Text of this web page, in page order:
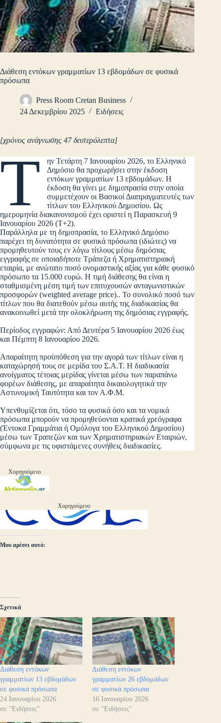
Διάθεση εντόκων γραμματίων 13 εβδομάδων σε φυσικά
πρόσωπα
Press Room Cretan Business
24 Δεκεμβρίου 2025
Ειδήσεις
[χρόνος ανάγνωσης 47 δευτερόλεπτα]
Τ
ην Τετάρτη 7 Ιανουαρίου 2026, το Ελληνικό
Δημόσιο θα προχωρήσει στην έκδοση
εντόκων γραμματίων 13 εβδομάδων. Η
έκδοση θα γίνει με δημοπρασία στην οποία
συμμετέχουν οι Βασικοί Διαπραγματευτές των
τίτλων του Ελληνικού Δημοσίου. Ως
ημερομηνία διακανονισμού έχει οριστεί η Παρασκευή 9
Ιανουαρίου 2026 (Τ+2).
Παράλληλα με τη δημοπρασία, το Ελληνικό Δημόσιο
παρέχει τη δυνατότητα σε φυσικά πρόσωπα (ιδιώτες) να
προμηθευτούν τους εν λόγω τίτλους μέσω δημόσιας
εγγραφής σε οποιαδήποτε Τράπεζα ή Χρηματιστηριακή
εταιρία, με ανώτατο ποσό ονομαστικής αξίας για κάθε φυσικό
πρόσωπο τα 15.000 ευρώ. Η τιμή διάθεσης θα είναι η
σταθμισμένη μέση τιμή των επιτυχουσών ανταγωνιστικών
προσφορών (weighted average price).. Το συνολικό ποσό των
τίτλων που θα διατεθούν μέσω αυτής της διαδικασίας θα
ανακοινωθεί μετά την ολοκλήρωση της δημόσιας εγγραφής.
Περίοδος εγγραφών: Από Δευτέρα 5 Ιανουαρίου 2026 έως
και Πέμπτη 8 Ιανουαρίου 2026.
Απαραίτητη προϋπόθεση για την αγορά των τίτλων είναι η
καταχώρησή τους σε μερίδα του Σ.Α.Τ. Η διαδικασία
ανοίγματος τέτοιας μερίδας γίνεται μέσω των παραπάνω
φορέων διάθεσης, με απαραίτητα δικαιολογητικά την
Αστυνομική Ταυτότητα και τον Α.Φ.Μ.
Υπενθυμίζεται ότι, τόσο τα φυσικά όσο και τα νομικά
πρόσωπα μπορούν να προμηθεύονται κρατικά χρεόγραφα
(Έντοκα Γραμμάτια ή Ομόλογα του Ελληνικού Δημοσίου)
μέσω των Τραπεζών και των Χρηματιστηριακών Εταιριών,
σύμφωνα με τις υφιστάμενες συνήθεις διαδικασίες.
Χορηγούμενο
Χορηγούμενο
Μου αρέσει αυτό:
Σχετικά
Διάθεση εντόκων
γραμματίων 13 εβδομάδων
σε φυσικά πρόσωπα
24 Ιανουαρίου 2026
σε "Ειδήσεις"
Διάθεση εντόκων
γραμματίων 26 εβδομάδων
σε φυσικά πρόσωπα
16 Ιανουαρίου 2026
σε "Ειδήσεις"